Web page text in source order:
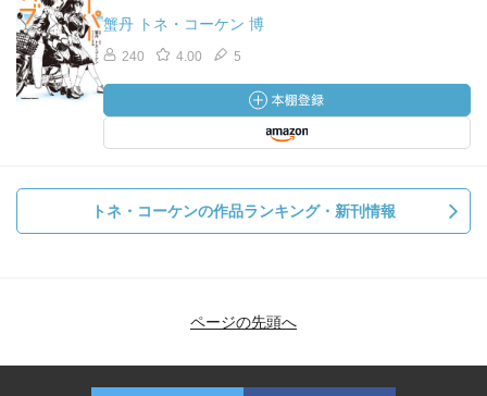
蟹丹 トネ・コーケン 博
240 4.00 5
トネ・コーケンの作品ランキング・新刊情報
ページの先頭へ